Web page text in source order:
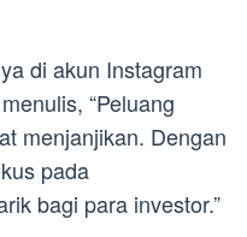
di akun Instagram
“Peluang
menjanjikan. Dengan
pada
bagi para investor.”